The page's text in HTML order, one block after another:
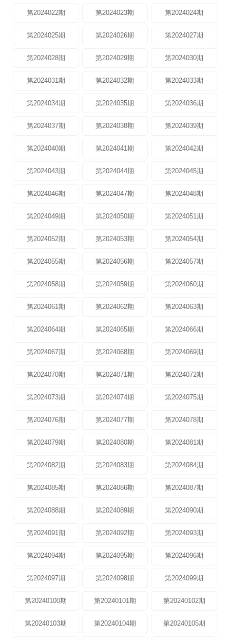
第2024022期 第2024023期 第2024024期
第2024025期 第2024026期 第2024027期
第2024028期 第2024029期 第2024030期
第2024031期 第2024032期 第2024033期
第2024034期 第2024035期 第2024036期
第2024037期 第2024038期 第2024039期
第2024040期 第2024041期 第2024042期
第2024043期 第2024044期 第2024045期
第2024046期 第2024047期 第2024048期
第2024049期 第2024050期 第2024051期
第2024052期 第2024053期 第2024054期
第2024055期 第2024056期 第2024057期
第2024058期 第2024059期 第2024060期
第2024061期 第2024062期 第2024063期
第2024064期 第2024065期 第2024066期
第2024067期 第2024068期 第2024069期
第2024070期 第2024071期 第2024072期
第2024073期 第2024074期 第2024075期
第2024076期 第2024077期 第2024078期
第2024079期 第2024080期 第2024081期
第2024082期 第2024083期 第2024084期
第2024085期 第2024086期 第2024087期
第2024088期 第2024089期 第2024090期
第2024091期 第2024092期 第2024093期
第2024094期 第2024095期 第2024096期
第2024097期 第2024098期 第2024099期
第20240100期 第20240101期 第20240102期
第20240103期 第20240104期 第20240105期